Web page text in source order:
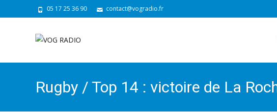
05 17 25 36 90 contact@vogradio.fr
Rugby / Top 14 : victoire de La